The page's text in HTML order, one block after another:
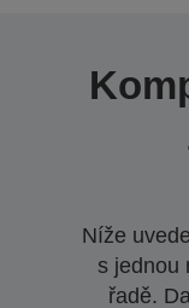
Níže
s jednou
řadě.